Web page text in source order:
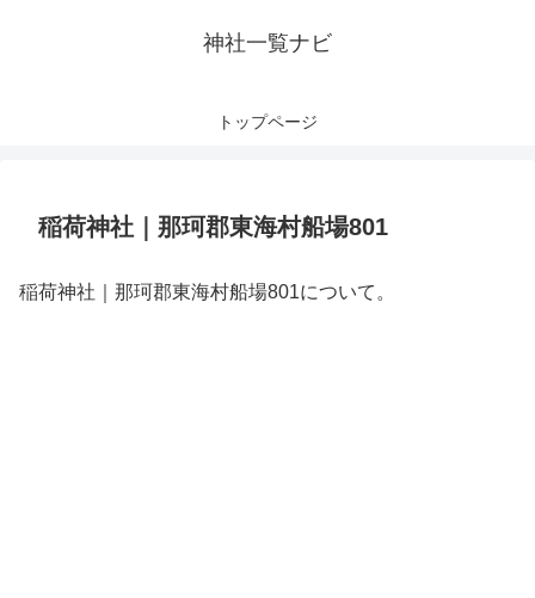
神社一覧ナビ
トップページ
稲荷神社｜那珂郡東海村船場801
稲荷神社｜那珂郡東海村船場801について。